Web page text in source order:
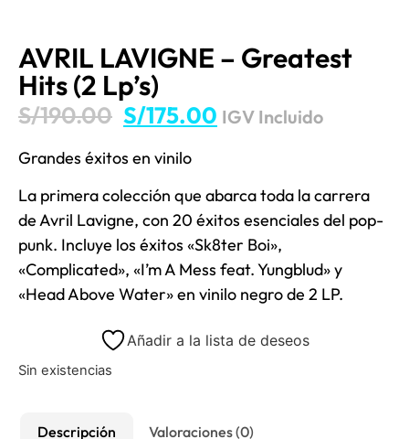
AVRIL LAVIGNE – Greatest
Hits (2 Lp’s)
S/190.00 S/175.00 IGV Incluido
Grandes éxitos en vinilo
La primera colección que abarca toda la carrera
de Avril Lavigne, con 20 éxitos esenciales del pop-
punk. Incluye los éxitos «Sk8ter Boi»,
«Complicated», «I’m A Mess feat. Yungblud» y
«Head Above Water» en vinilo negro de 2 LP.
Añadir a la lista de deseos
Sin existencias
Descripción Valoraciones (0)